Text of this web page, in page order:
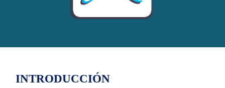
INTRODUCCIÓN